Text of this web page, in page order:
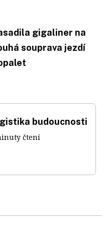
gigaliner na
souprava jezdí
budoucnosti
čtení